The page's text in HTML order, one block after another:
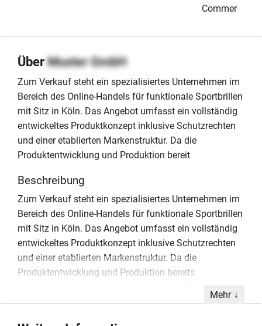
Commerce
ÜberMuster GmbH
Zum Verkauf steht ein spezialisiertes Unternehmen im
Bereich des Online-Handels für funktionale Sportbrillen
mit Sitz in Köln. Das Angebot umfasst ein vollständig
entwickeltes Produktkonzept inklusive Schutzrechten
und einer etablierten Markenstruktur. Da die
Produktentwicklung und Produktion bereit
Beschreibung
Zum Verkauf steht ein spezialisiertes Unternehmen im
Bereich des Online-Handels für funktionale Sportbrillen
mit Sitz in Köln. Das Angebot umfasst ein vollständig
entwickeltes Produktkonzept inklusive Schutzrechten
und einer etablierten Markenstruktur. Da die
Produktentwicklung und Produktion bereits
die operative Tätigkeit ohne Vorlaufzeiten möglich. Ein
Mehr